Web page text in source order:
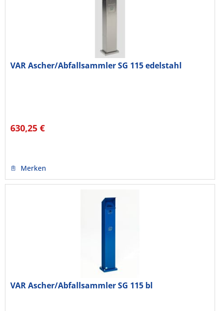
VAR Ascher/Abfallsammler SG 115 edelstahl
630,25 €
Merken
VAR Ascher/Abfallsammler SG 115 bl